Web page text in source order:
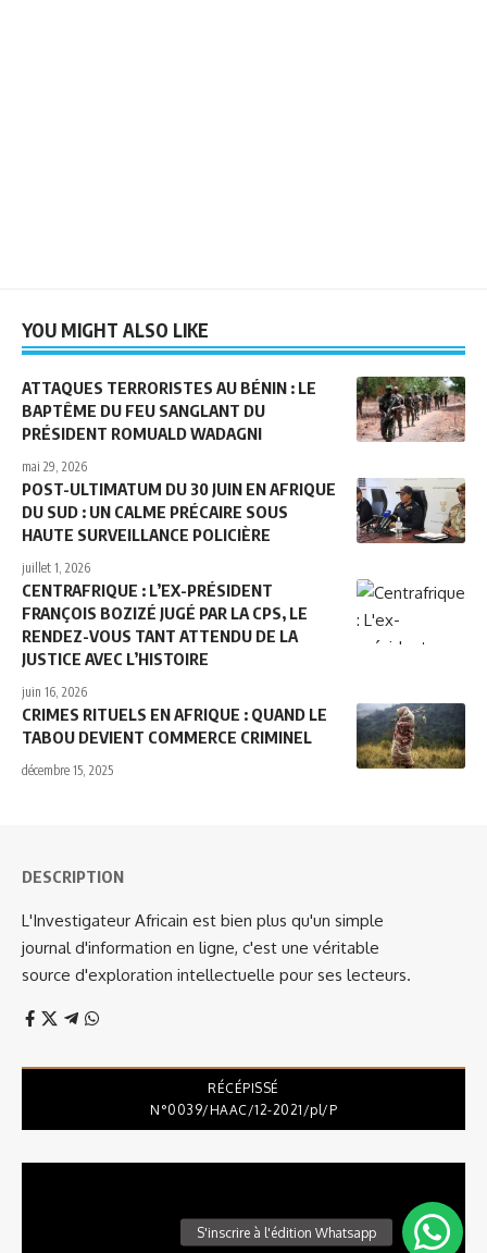
YOU MIGHT ALSO LIKE
ATTAQUES TERRORISTES AU BÉNIN : LE
BAPTÊME DU FEU SANGLANT DU
PRÉSIDENT ROMUALD WADAGNI
mai 29, 2026
POST-ULTIMATUM DU 30 JUIN EN AFRIQUE
DU SUD : UN CALME PRÉCAIRE SOUS
HAUTE SURVEILLANCE POLICIÈRE
juillet 1, 2026
CENTRAFRIQUE : L’EX-PRÉSIDENT
FRANÇOIS BOZIZÉ JUGÉ PAR LA CPS, LE
RENDEZ-VOUS TANT ATTENDU DE LA
JUSTICE AVEC L’HISTOIRE
juin 16, 2026
CRIMES RITUELS EN AFRIQUE : QUAND LE
TABOU DEVIENT COMMERCE CRIMINEL
décembre 15, 2025
DESCRIPTION
L'Investigateur Africain est bien plus qu'un simple
journal d'information en ligne, c'est une véritable
source d'exploration intellectuelle pour ses lecteurs.
RÉCÉPISSÉ
N°0039/HAAC/12-2021/pl/P